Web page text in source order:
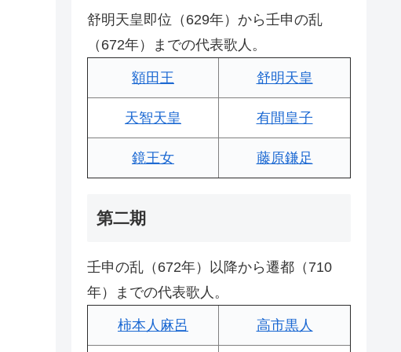
舒明天皇即位（629年）から壬申の乱
（672年）までの代表歌人。
額田王 舒明天皇
天智天皇 有間皇子
鏡王女 藤原鎌足
第二期
壬申の乱（672年）以降から遷都（710
年）までの代表歌人。
柿本人麻呂 高市黒人